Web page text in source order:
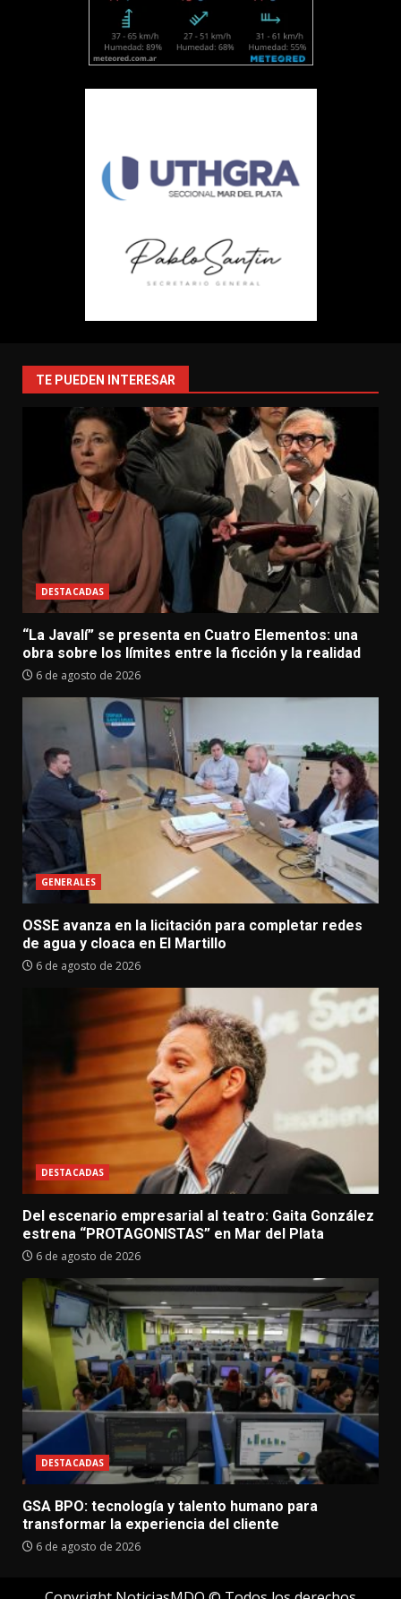
TE PUEDEN INTERESAR
DESTACADAS
“La Javalí” se presenta en Cuatro Elementos: una
obra sobre los límites entre la ficción y la realidad
6 de agosto de 2026
GENERALES
OSSE avanza en la licitación para completar redes
de agua y cloaca en El Martillo
6 de agosto de 2026
DESTACADAS
Del escenario empresarial al teatro: Gaita González
estrena “PROTAGONISTAS” en Mar del Plata
6 de agosto de 2026
DESTACADAS
GSA BPO: tecnología y talento humano para
transformar la experiencia del cliente
6 de agosto de 2026